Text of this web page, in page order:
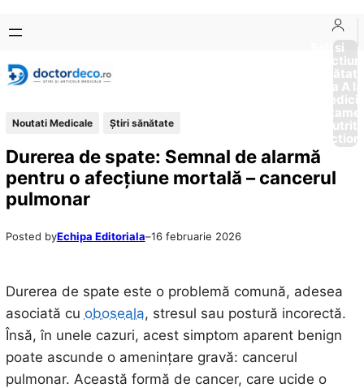
conținut
content
Boli si
Afectiuni
Sănătate
de la A
Noutati Medicale Ştiri sănătate
Durerea de spate: Semnal de alarmă
pentru o afecțiune mortală – cancerul
pulmonar
Posted byEchipa Editoriala–16 februarie 2026
Durerea de spate este o problemă comună, adesea
asociată cu oboseala, stresul sau postură incorectă.
Însă, în unele cazuri, acest simptom aparent benign
poate ascunde o amenințare gravă: cancerul
pulmonar. Această formă de cancer, care ucide o